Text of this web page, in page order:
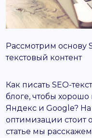
Рассмотрим основу
текстовый контент
Как писать SEO-
блоге, чтобы
Яндекс и Google? На
оптимизации стоит
статье мы